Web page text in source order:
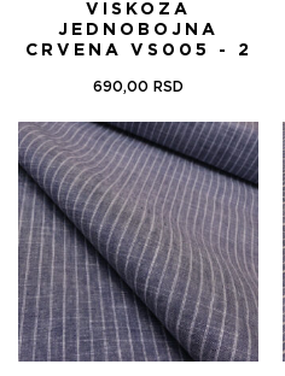
VISKOZA
JEDNOBOJNA
CRVENA VS005 - 2
690,00 RSD